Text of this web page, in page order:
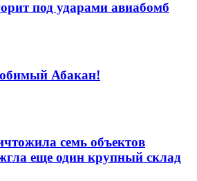
под ударами авиабомб
Абакан!
семь объектов
еще один крупный склад